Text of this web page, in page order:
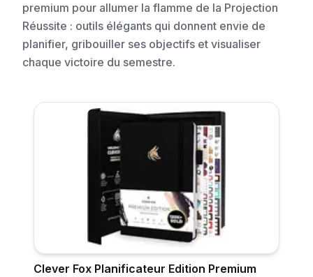
premium pour allumer la flamme de la Projection
Réussite : outils élégants qui donnent envie de
planifier, gribouiller ses objectifs et visualiser
chaque victoire du semestre.
Clever Fox Planificateur Edition Premium